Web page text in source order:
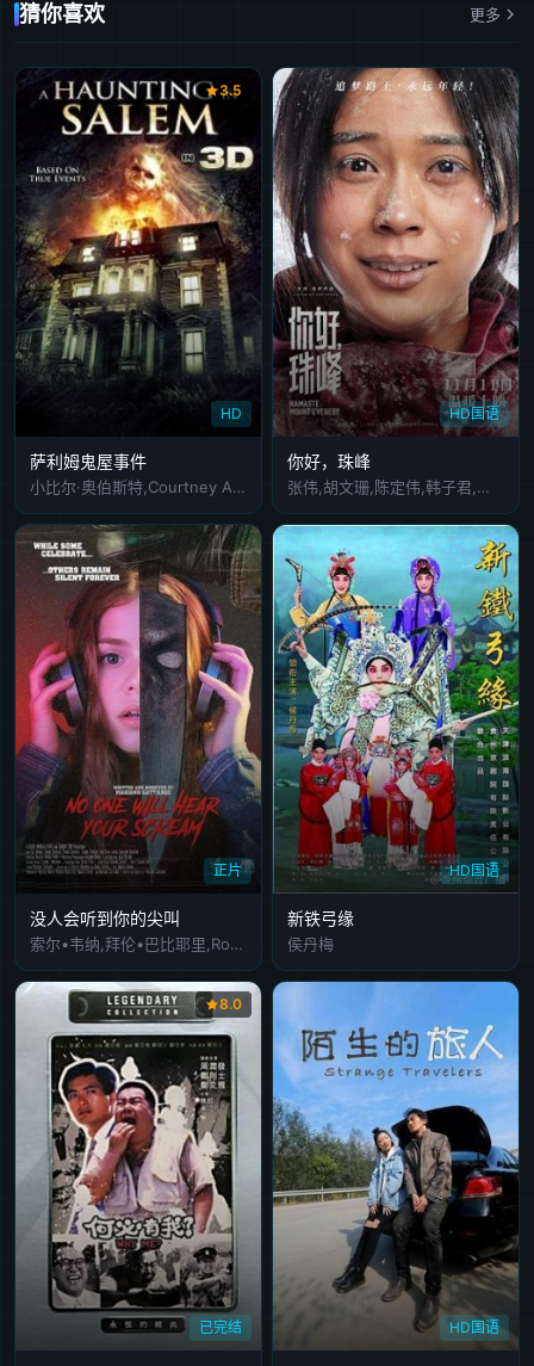
猜你喜欢 更多
HD
3.5
萨利姆鬼屋事件
小比尔·奥伯斯特,Courtney Abbiati,Jenna Stone
HD国语
你好，珠峰
张伟,胡文珊,陈定伟,韩子君,陈小香,栾恋,易昀,冯博奥,关娴,郭真如
正片
没人会听到你的尖叫
索尔•韦纳,拜伦•巴比耶里,Román Almaraz
HD国语
新铁弓缘
侯丹梅
已完结
8.0
HD国语